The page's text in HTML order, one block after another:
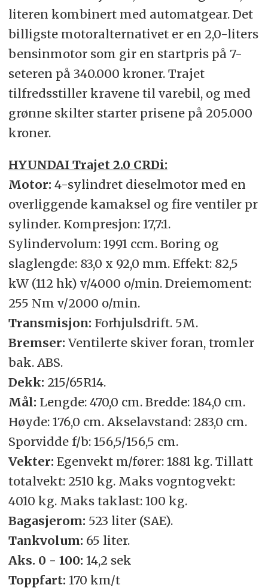
literen kombinert med automatgear. Det
billigste motoralternativet er en 2,0-liters
bensinmotor som gir en startpris på 7-
seteren på 340.000 kroner. Trajet
tilfredsstiller kravene til varebil, og med
grønne skilter starter prisene på 205.000
kroner.
HYUNDAI Trajet 2.0 CRDi:
Motor: 4-sylindret dieselmotor med en
overliggende kamaksel og fire ventiler pr
sylinder. Kompresjon: 17,7:1.
Sylindervolum: 1991 ccm. Boring og
slaglengde: 83,0 x 92,0 mm. Effekt: 82,5
kW (112 hk) v/4000 o/min. Dreiemoment:
255 Nm v/2000 o/min.
Transmisjon: Forhjulsdrift. 5M.
Bremser: Ventilerte skiver foran, tromler
bak. ABS.
Dekk: 215/65R14.
Mål: Lengde: 470,0 cm. Bredde: 184,0 cm.
Høyde: 176,0 cm. Akselavstand: 283,0 cm.
Sporvidde f/b: 156,5/156,5 cm.
Vekter: Egenvekt m/fører: 1881 kg. Tillatt
totalvekt: 2510 kg. Maks vogntogvekt:
4010 kg. Maks taklast: 100 kg.
Bagasjerom: 523 liter (SAE).
Tankvolum: 65 liter.
Aks. 0 - 100: 14,2 sek
Toppfart: 170 km/t